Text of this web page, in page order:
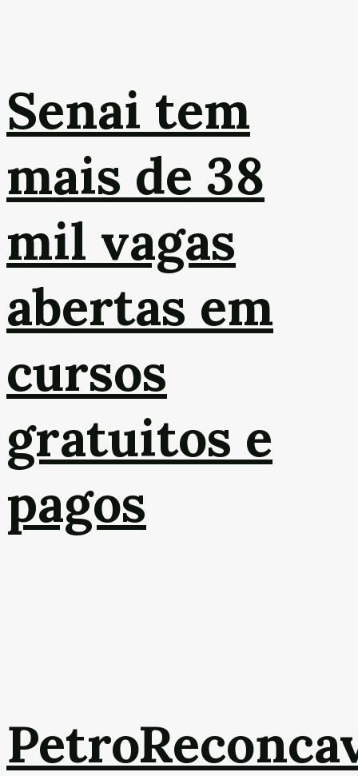
Senai tem
mais de 38
mil vagas
abertas em
cursos
gratuitos e
pagos